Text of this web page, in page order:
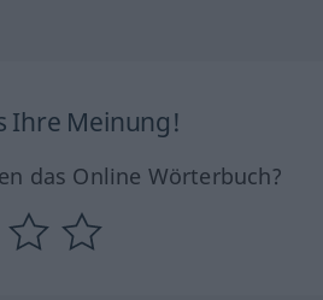
Ihre Meinung!
das Online Wörterbuch?